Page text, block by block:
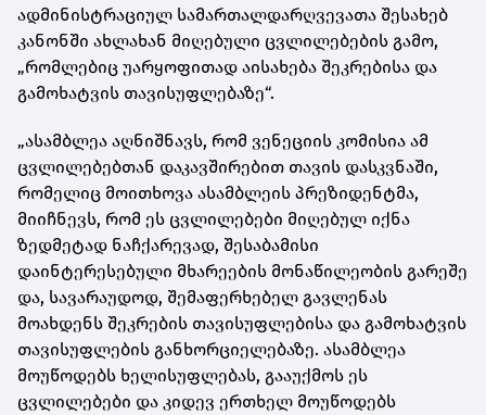
ადმინისტრაციულ სამართალდარღვევათა შესახებ
კანონში ახლახან მიღებული ცვლილებების გამო,
„რომლებიც უარყოფითად აისახება შეკრებისა და
გამოხატვის თავისუფლებაზე“.
„ასამბლეა აღნიშნავს, რომ ვენეციის კომისია ამ
ცვლილებებთან დაკავშირებით თავის დასკვნაში,
რომელიც მოითხოვა ასამბლეის პრეზიდენტმა,
მიიჩნევს, რომ ეს ცვლილებები მიღებულ იქნა
ზედმეტად ნაჩქარევად, შესაბამისი
დაინტერესებული მხარეების მონაწილეობის გარეშე
და, სავარაუდოდ, შემაფერხებელ გავლენას
მოახდენს შეკრების თავისუფლებისა და გამოხატვის
თავისუფლების განხორციელებაზე. ასამბლეა
მოუწოდებს ხელისუფლებას, გააუქმოს ეს
ცვლილებები და კიდევ ერთხელ მოუწოდებს